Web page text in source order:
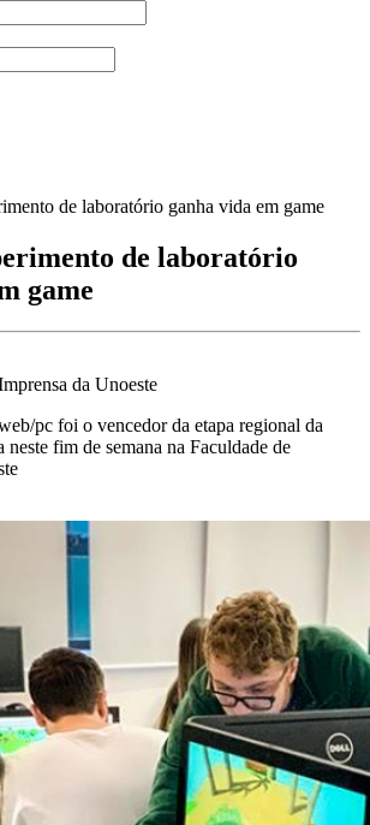
de laboratório ganha vida em game
de laboratório
game
da Unoeste
pc foi o vencedor da etapa regional da
neste fim de semana na Faculdade de